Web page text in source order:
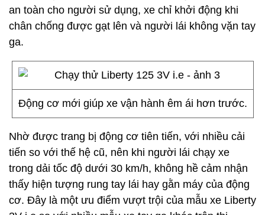
an toàn cho người sử dụng, xe chỉ khởi động khi
chân chống được gạt lên và người lái không vặn tay
ga.
Động cơ mới giúp xe vận hành êm ái hơn trước.
Nhờ được trang bị động cơ tiên tiến, với nhiều cải
tiến so với thế hệ cũ, nên khi người lái chạy xe
trong dải tốc độ dưới 30 km/h, không hề cảm nhận
thấy hiện tượng rung tay lái hay gằn máy của động
cơ. Đây là một ưu điểm vượt trội của mẫu xe Liberty